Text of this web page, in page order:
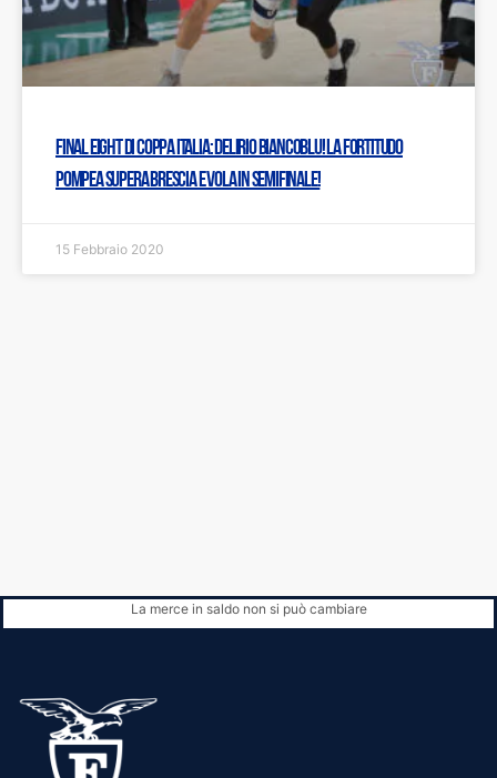
Final Eight di Coppa Italia: Delirio biancoblu! La Fortitudo
Pompea supera Brescia e vola in semifinale!
15 Febbraio 2020
La merce in saldo non si può cambiare